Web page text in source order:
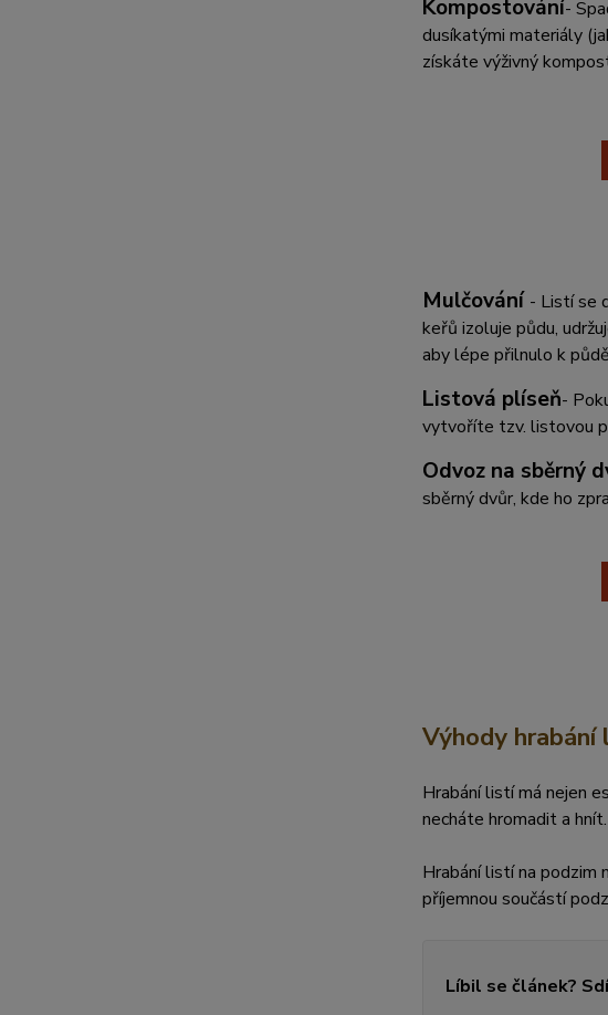
Kompostování-
dusíkatými materiály
získáte výživný
Mulčování - Listí se
keřů izoluje půdu,
aby lépe přilnulo k
Listová plíseň-
vytvoříte tzv. listovou
Odvoz na sběrný
sběrný dvůr, kde ho
Výhody hrabání
Hrabání listí má nejen
necháte hromadit a
Hrabání listí na podzim
příjemnou součástí
Líbil se článek?